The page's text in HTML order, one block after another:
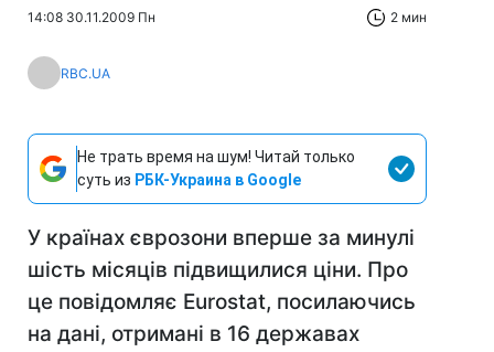
14:08 30.11.2009 Пн 2 мин
RBC.UA
Не трать время на шум! Читай только
суть из РБК-Украина в Google
У країнах єврозони вперше за минулі
шість місяців підвищилися ціни. Про
це повідомляє Eurostat, посилаючись
на дані, отримані в 16 державах